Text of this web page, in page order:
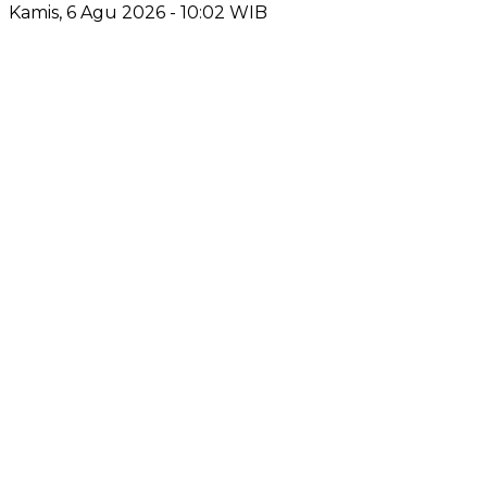
Kamis, 6 Agu 2026 - 10:02 WIB